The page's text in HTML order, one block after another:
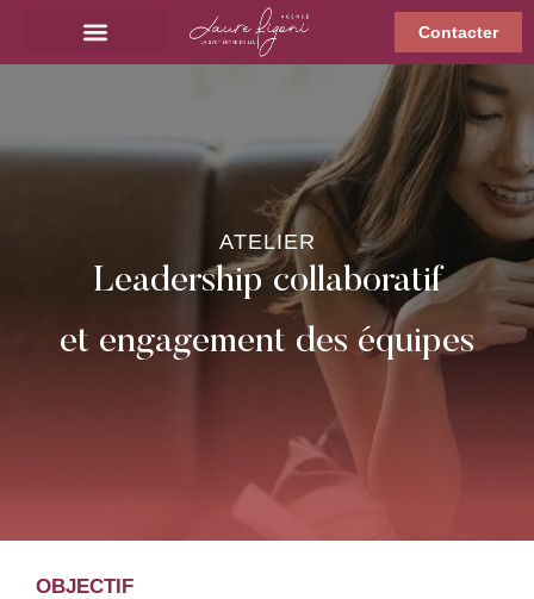
Contacter
ATELIER
Leadership collaboratif
et engagement des équipes
OBJECTIF